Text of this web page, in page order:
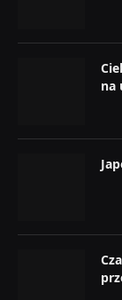
na